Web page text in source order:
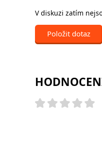
V diskuzi zatím
Položit dotaz